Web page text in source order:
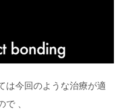
は今回のような治療が適
、